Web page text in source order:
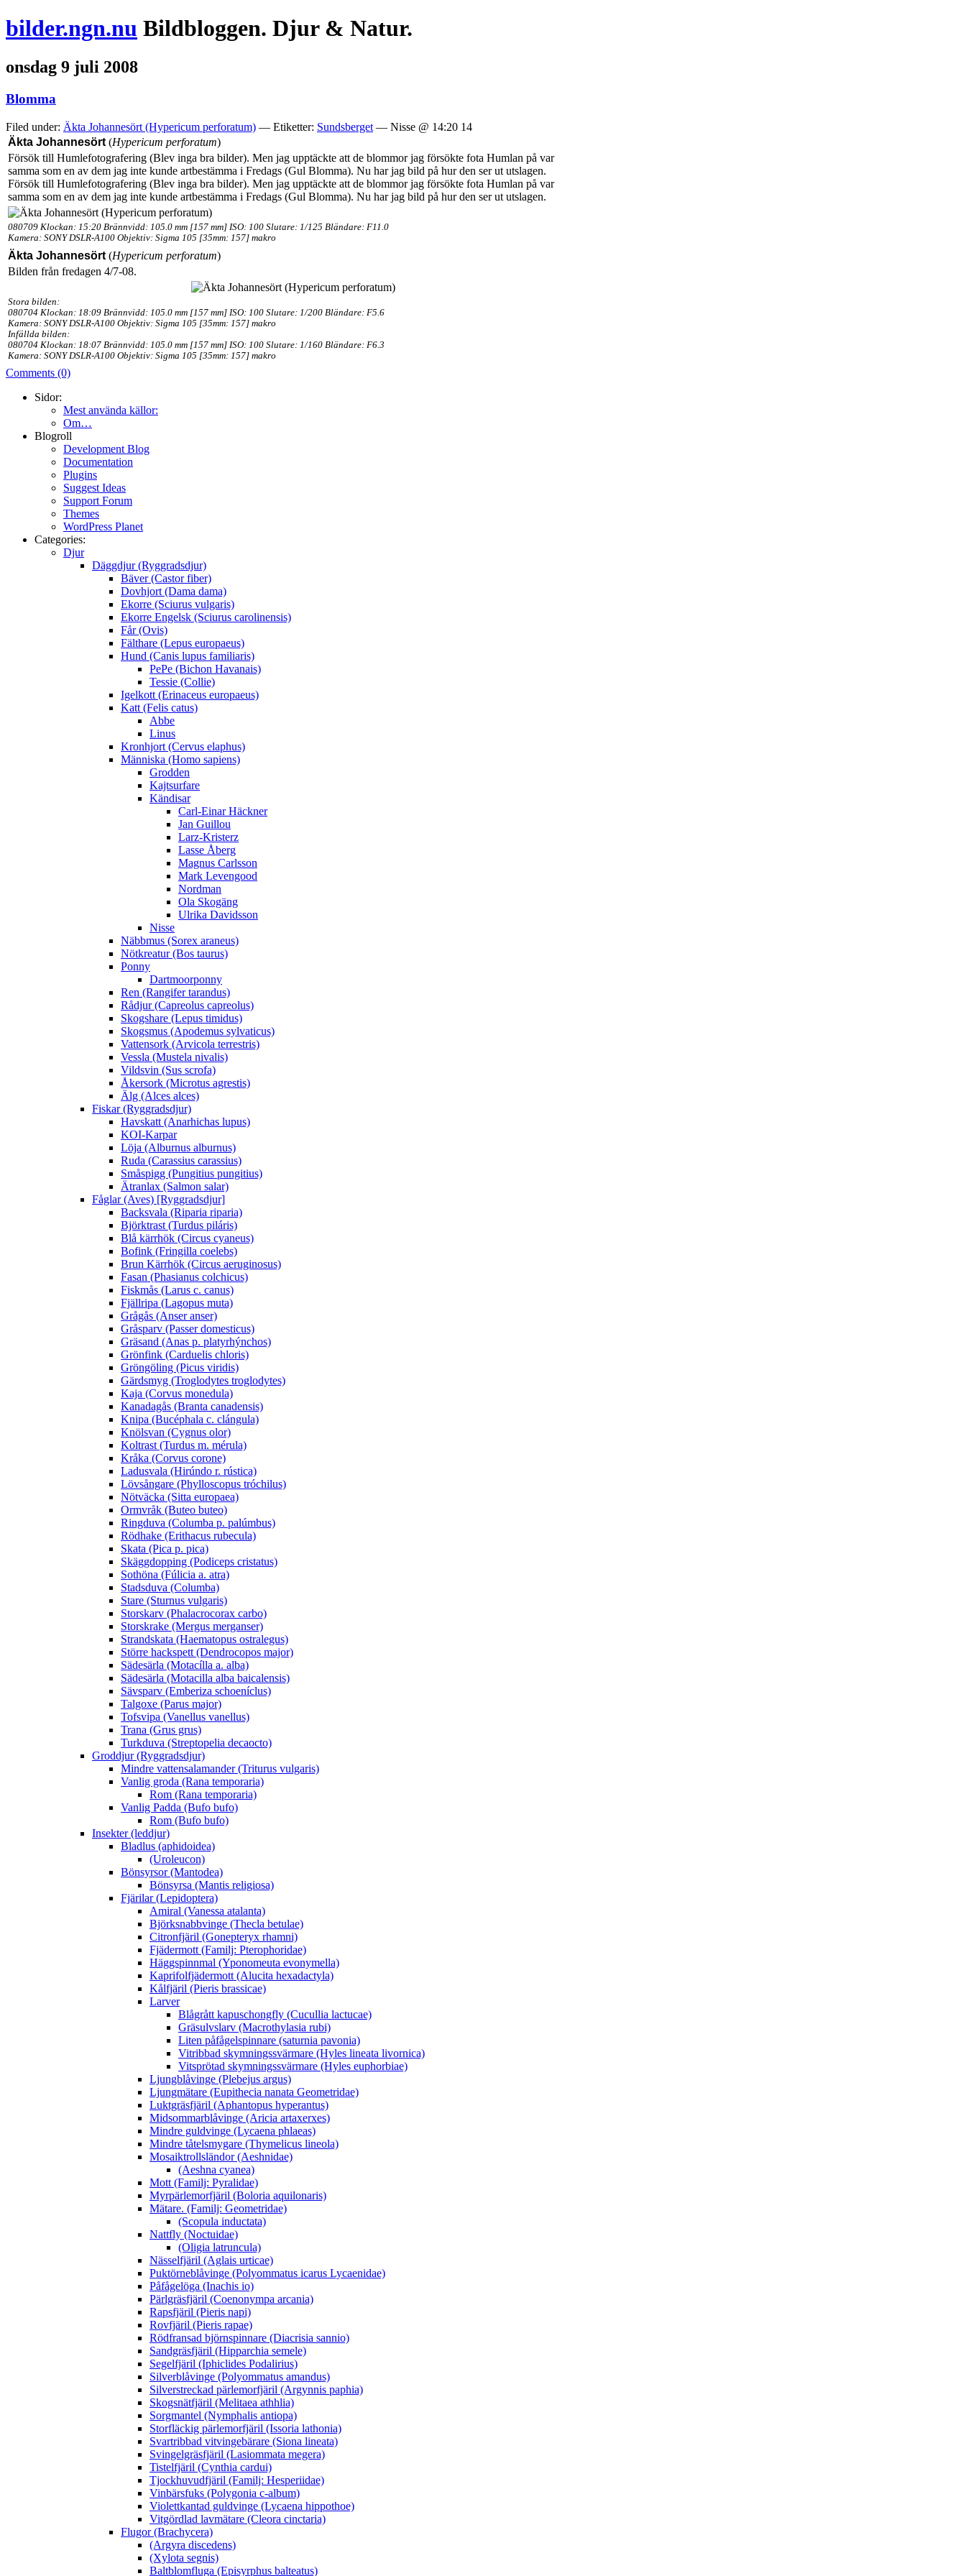
bilder.ngn.nu Bildbloggen. Djur & Natur.
onsdag 9 juli 2008
Blomma
Filed under: Äkta Johannesört (Hypericum perforatum) — Etiketter: Sundsberget — Nisse @ 14:20 14
Äkta Johannesört (Hypericum perforatum)
Försök till Humlefotografering (Blev inga bra bilder). Men jag upptäckte att de blommor jag försökte fota Humlan på var
samma som en av dem jag inte kunde artbestämma i Fredags (Gul Blomma). Nu har jag bild på hur den ser ut utslagen.
Försök till Humlefotografering (Blev inga bra bilder). Men jag upptäckte att de blommor jag försökte fota Humlan på var
samma som en av dem jag inte kunde artbestämma i Fredags (Gul Blomma). Nu har jag bild på hur den ser ut utslagen.
080709 Klockan: 15:20 Brännvidd: 105.0 mm [157 mm] ISO: 100 Slutare: 1/125 Bländare: F11.0
Kamera: SONY DSLR-A100 Objektiv: Sigma 105 [35mm: 157] makro
Äkta Johannesört (Hypericum perforatum)
Bilden från fredagen 4/7-08.
Stora bilden:
080704 Klockan: 18:09 Brännvidd: 105.0 mm [157 mm] ISO: 100 Slutare: 1/200 Bländare: F5.6
Kamera: SONY DSLR-A100 Objektiv: Sigma 105 [35mm: 157] makro
Infällda bilden:
080704 Klockan: 18:07 Brännvidd: 105.0 mm [157 mm] ISO: 100 Slutare: 1/160 Bländare: F6.3
Kamera: SONY DSLR-A100 Objektiv: Sigma 105 [35mm: 157] makro
Comments (0)
Sidor:
Mest använda källor:
Om…
Blogroll
Development Blog
Documentation
Plugins
Suggest Ideas
Support Forum
Themes
WordPress Planet
Categories:
Djur
Däggdjur (Ryggradsdjur)
Bäver (Castor fiber)
Dovhjort (Dama dama)
Ekorre (Sciurus vulgaris)
Ekorre Engelsk (Sciurus carolinensis)
Får (Ovis)
Fälthare (Lepus europaeus)
Hund (Canis lupus familiaris)
PePe (Bichon Havanais)
Tessie (Collie)
Igelkott (Erinaceus europaeus)
Katt (Felis catus)
Abbe
Linus
Kronhjort (Cervus elaphus)
Människa (Homo sapiens)
Grodden
Kajtsurfare
Kändisar
Carl-Einar Häckner
Jan Guillou
Larz-Kristerz
Lasse Åberg
Magnus Carlsson
Mark Levengood
Nordman
Ola Skogäng
Ulrika Davidsson
Nisse
Näbbmus (Sorex araneus)
Nötkreatur (Bos taurus)
Ponny
Dartmoorponny
Ren (Rangifer tarandus)
Rådjur (Capreolus capreolus)
Skogshare (Lepus timidus)
Skogsmus (Apodemus sylvaticus)
Vattensork (Arvicola terrestris)
Vessla (Mustela nivalis)
Vildsvin (Sus scrofa)
Åkersork (Microtus agrestis)
Älg (Alces alces)
Fiskar (Ryggradsdjur)
Havskatt (Anarhichas lupus)
KOI-Karpar
Löja (Alburnus alburnus)
Ruda (Carassius carassius)
Småspigg (Pungitius pungitius)
Ätranlax (Salmon salar)
Fåglar (Aves) [Ryggradsdjur]
Backsvala (Riparia riparia)
Björktrast (Turdus piláris)
Blå kärrhök (Circus cyaneus)
Bofink (Fringilla coelebs)
Brun Kärrhök (Circus aeruginosus)
Fasan (Phasianus colchicus)
Fiskmås (Larus c. canus)
Fjällripa (Lagopus muta)
Grågås (Anser anser)
Gråsparv (Passer domesticus)
Gräsand (Anas p. platyrhýnchos)
Grönfink (Carduelis chloris)
Gröngöling (Picus viridis)
Gärdsmyg (Troglodytes troglodytes)
Kaja (Corvus monedula)
Kanadagås (Branta canadensis)
Knipa (Bucéphala c. clángula)
Knölsvan (Cygnus olor)
Koltrast (Turdus m. mérula)
Kråka (Corvus corone)
Ladusvala (Hirúndo r. rústica)
Lövsångare (Phylloscopus tróchilus)
Nötväcka (Sitta europaea)
Ormvråk (Buteo buteo)
Ringduva (Columba p. palúmbus)
Rödhake (Erithacus rubecula)
Skata (Pica p. pica)
Skäggdopping (Podiceps cristatus)
Sothöna (Fúlicia a. atra)
Stadsduva (Columba)
Stare (Sturnus vulgaris)
Storskarv (Phalacrocorax carbo)
Storskrake (Mergus merganser)
Strandskata (Haematopus ostralegus)
Större hackspett (Dendrocopos major)
Sädesärla (Motacílla a. alba)
Sädesärla (Motacilla alba baicalensis)
Sävsparv (Emberiza schoeníclus)
Talgoxe (Parus major)
Tofsvipa (Vanellus vanellus)
Trana (Grus grus)
Turkduva (Streptopelia decaocto)
Groddjur (Ryggradsdjur)
Mindre vattensalamander (Triturus vulgaris)
Vanlig groda (Rana temporaria)
Rom (Rana temporaria)
Vanlig Padda (Bufo bufo)
Rom (Bufo bufo)
Insekter (leddjur)
Bladlus (aphidoidea)
(Uroleucon)
Bönsyrsor (Mantodea)
Bönsyrsa (Mantis religiosa)
Fjärilar (Lepidoptera)
Amiral (Vanessa atalanta)
Björksnabbvinge (Thecla betulae)
Citronfjäril (Gonepteryx rhamni)
Fjädermott (Familj: Pterophoridae)
Häggspinnmal (Yponomeuta evonymella)
Kaprifolfjädermott (Alucita hexadactyla)
Kålfjäril (Pieris brassicae)
Larver
Blågrått kapuschongfly (Cucullia lactucae)
Gräsulvslarv (Macrothylasia rubi)
Liten påfågelspinnare (saturnia pavonia)
Vitribbad skymningssvärmare (Hyles lineata livornica)
Vitsprötad skymningssvärmare (Hyles euphorbiae)
Ljungblåvinge (Plebejus argus)
Ljungmätare (Eupithecia nanata Geometridae)
Luktgräsfjäril (Aphantopus hyperantus)
Midsommarblåvinge (Aricia artaxerxes)
Mindre guldvinge (Lycaena phlaeas)
Mindre tåtelsmygare (Thymelicus lineola)
Mosaiktrollsländor (Aeshnidae)
(Aeshna cyanea)
Mott (Familj: Pyralidae)
Myrpärlemorfjäril (Boloria aquilonaris)
Mätare. (Familj: Geometridae)
(Scopula inductata)
Nattfly (Noctuidae)
(Oligia latruncula)
Nässelfjäril (Aglais urticae)
Puktörneblåvinge (Polyommatus icarus Lycaenidae)
Påfågelöga (Inachis io)
Pärlgräsfjäril (Coenonympa arcania)
Rapsfjäril (Pieris napi)
Rovfjäril (Pieris rapae)
Rödfransad björnspinnare (Diacrisia sannio)
Sandgräsfjäril (Hipparchia semele)
Segelfjäril (Iphiclides Podalirius)
Silverblåvinge (Polyommatus amandus)
Silverstreckad pärlemorfjäril (Argynnis paphia)
Skogsnätfjäril (Melitaea athhlia)
Sorgmantel (Nymphalis antiopa)
Storfläckig pärlemorfjäril (Issoria lathonia)
Svartribbad vitvingebärare (Siona lineata)
Svingelgräsfjäril (Lasiommata megera)
Tistelfjäril (Cynthia cardui)
Tjockhuvudfjäril (Familj: Hesperiidae)
Vinbärsfuks (Polygonia c-album)
Violettkantad guldvinge (Lycaena hippothoe)
Vitgördlad lavmätare (Cleora cinctaria)
Flugor (Brachycera)
(Argyra discedens)
(Xylota segnis)
Baltblomfluga (Episyrphus balteatus)